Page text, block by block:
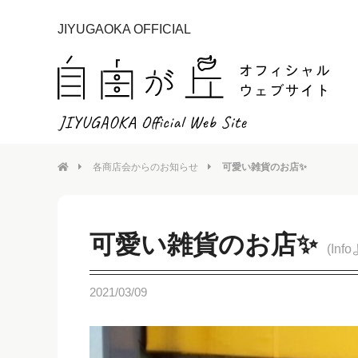
JIYUGAOKA OFFICIAL
各商店会からのお知らせ 可愛い雑貨のお店✨
可愛い雑貨のお店✨ (Info
2021/03/09